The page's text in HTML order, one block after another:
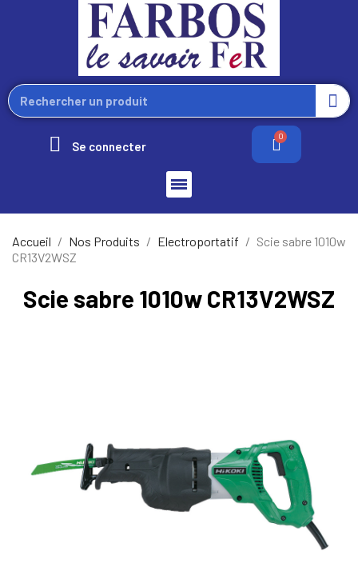
Se connecter
Accueil Nos Produits Electroportatif
Scie sabre 1010w
CR13V2WSZ
Scie sabre 1010w CR13V2WSZ